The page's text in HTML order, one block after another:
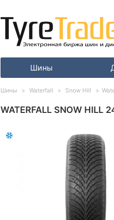
Шины
WATERFALL SNOW HILL
Шины Waterfall Snow Hill